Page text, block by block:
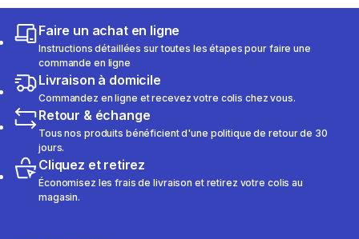
Faire un achat en ligne
Instructions détaillées sur toutes les étapes pour faire une
commande en ligne
Livraison à domicile
Commandez en ligne et recevez votre colis chez vous.
Retour & échange
Tous nos produits bénéficient d'une politique de retour de 30
jours.
Cliquez et retirez
Économisez les frais de livraison et retirez votre colis au
magasin.